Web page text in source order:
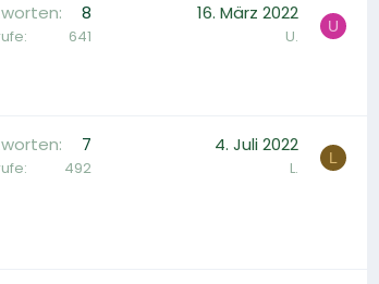
8
641
16. März 2022
U. U
7
492
4. Juli 2022
L. L